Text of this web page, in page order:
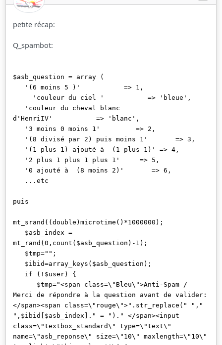
petite récap:
Q_spambot:
$asb_question = array (
'(6 moins 5 )' => 1,
'couleur du ciel ' => 'bleue',
'couleur du cheval blanc
d'HenriIV' => 'blanc',
'3 moins 0 moins 1' => 2,
'(8 divisé par 2) puis moins 1' => 3,
'(1 plus 1) ajouté à (1 plus 1)' => 4,
'2 plus 1 plus 1 plus 1' => 5,
'0 ajouté à (8 moins 2)' => 6,
...etc
puis
mt_srand((double)microtime()*1000000);
$asb_index =
mt_rand(0,count($asb_question)-1);
$tmp="";
$ibid=array_keys($asb_question);
if (!$user) {
$tmp="<span class=\"Bleu\">Anti-Spam /
Merci de répondre à la question avant de valider:
</span><span class=\"rouge\">".str_replace(" ","
",$ibid[$asb_index]." = ")." </span><input
class=\"textbox_standard\" type=\"text\"
name=\"asb_reponse\" size=\"10\" maxlength=\"10\"